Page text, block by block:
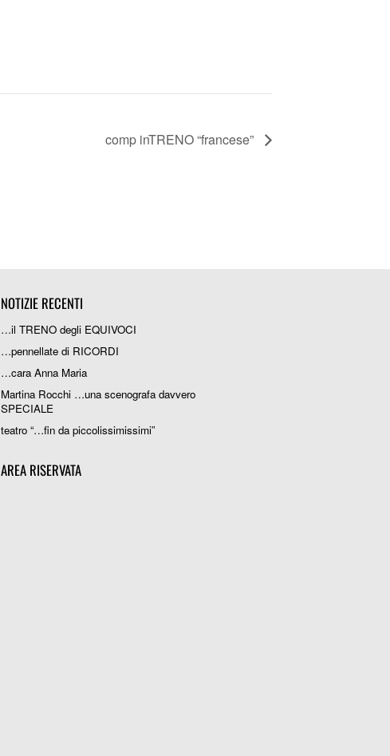
comp inTRENO “francese”
NOTIZIE RECENTI
…il TRENO degli EQUIVOCI
…pennellate di RICORDI
…cara Anna Maria
Martina Rocchi …una scenografa davvero
SPECIALE
teatro “…fin da piccolissimissimi”
AREA RISERVATA